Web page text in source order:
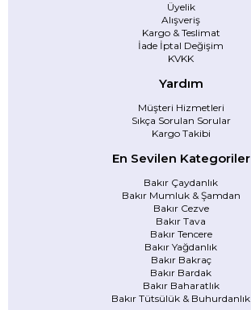
Üyelik
Alışveriş
Kargo & Teslimat
İade İptal Değişim
KVKK
Yardım
Müşteri Hizmetleri
Sıkça Sorulan Sorular
Kargo Takibi
En Sevilen Kategoriler
Bakır Çaydanlık
Bakır Mumluk & Şamdan
Bakır Cezve
Bakır Tava
Bakır Tencere
Bakır Yağdanlık
Bakır Bakraç
Bakır Bardak
Bakır Baharatlık
Bakır Tütsülük & Buhurdanlık